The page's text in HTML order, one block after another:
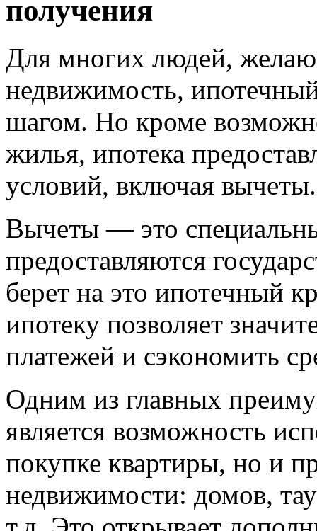
получения
Для многих людей,
недвижимость,
шагом. Но кроме
жилья, ипотека
условий, включая вычеты.
Вычеты — это
предоставляются
берет на это ипотечный
ипотеку позволяет
платежей и сэкономить
Одним из главных
является возможность
покупке квартиры, но и
недвижимости: домов,